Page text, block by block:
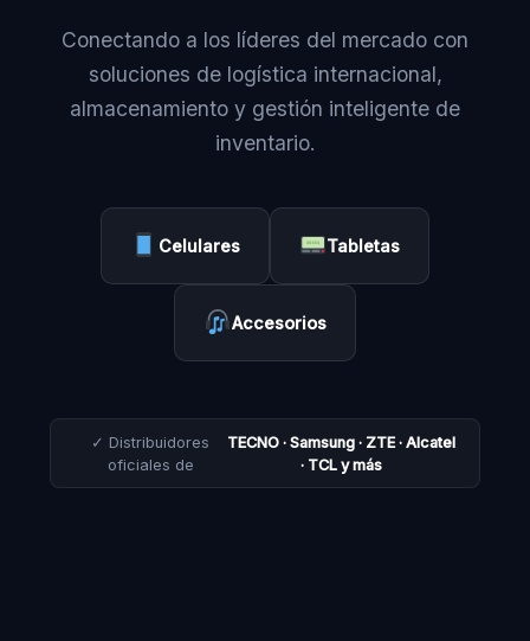
Conectando a los líderes del mercado con
soluciones de logística internacional,
almacenamiento y gestión inteligente de
inventario.
Celulares Tabletas
Accesorios
✓ Distribuidores
oficiales de
TECNO · Samsung · ZTE · Alcatel
· TCL y más